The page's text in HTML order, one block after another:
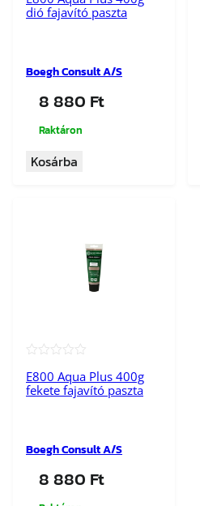
dió fajavító paszta
Boegh Consult A/S
8 880 Ft
Raktáron
Kosárba
E800 Aqua Plus 400g
fekete fajavító paszta
Boegh Consult A/S
8 880 Ft